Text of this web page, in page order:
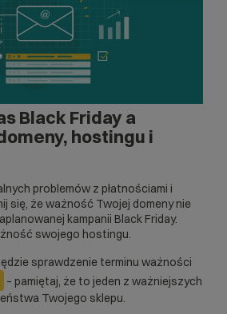
Black Friday a
hostingu i
problemów z płatnościami i
się, że ważność Twojej domeny nie
kampanii Black Friday.
swojego hostingu.
sprawdzenie terminu ważności
– pamiętaj, że to jeden z ważniejszych
Twojego sklepu.